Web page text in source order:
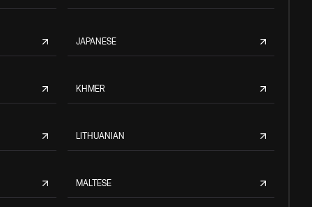
JAPANESE
KHMER
LITHUANIAN
MALTESE